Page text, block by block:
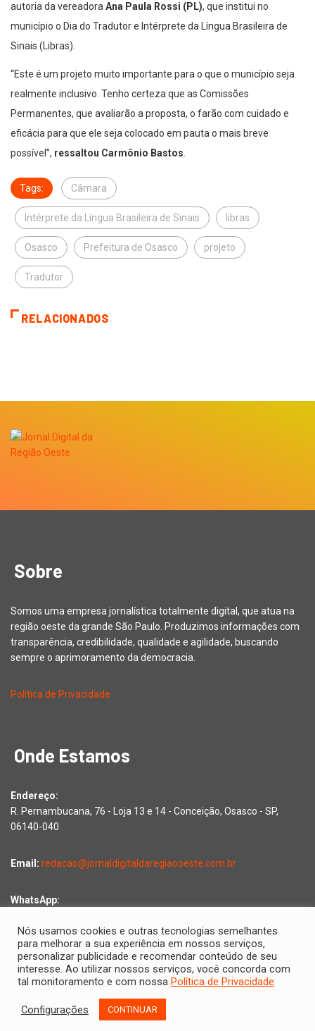
autoria da vereadora Ana Paula Rossi (PL), que institui no
município o Dia do Tradutor e Intérprete da Língua Brasileira de
Sinais (Libras).
“Este é um projeto muito importante para o que o município seja
realmente inclusivo. Tenho certeza que as Comissões
Permanentes, que avaliarão a proposta, o farão com cuidado e
eficácia para que ele seja colocado em pauta o mais breve
possível”, ressaltou Carmônio Bastos
Tags: Câmara
Intérprete da Língua Brasileira de Sinais libras
Osasco Prefeitura de Osasco projeto
Tradutor
RELACIONADOS
Sobre
Somos uma empresa jornalística totalmente digital, que atua na
região oeste da grande São Paulo. Produzimos informações com
transparência, credibilidade, qualidade e agilidade, buscando
sempre o aprimoramento da democracia.
Política de Privacidade
Onde Estamos
Endereço:
R. Pernambucana, 76 - Loja 13 e 14 - Conceição, Osasco - SP,
06140-040
Email: redacao@jornaldigitaldaregiaooeste.com.br
WhatsApp:
Copyright © 2026 Jornal Digital da Região Oeste | Desenvolvido
Nós usamos cookies e outras tecnologias semelhantes
para melhorar a sua experiência em nossos serviços,
personalizar publicidade e recomendar conteúdo de seu
interesse. Ao utilizar nossos serviços, você concorda com
tal monitoramento e com nossa Política de Privacidade
Configurações CONTINUAR